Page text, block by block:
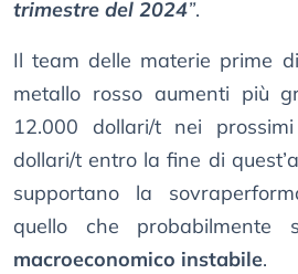
trimestre del 2024”.
Il team delle materie prime
metallo rosso aumenti più
12.000 dollari/t nei
dollari/t entro la fine di
supportano la
quello che probabilmente
macroeconomico instabile.